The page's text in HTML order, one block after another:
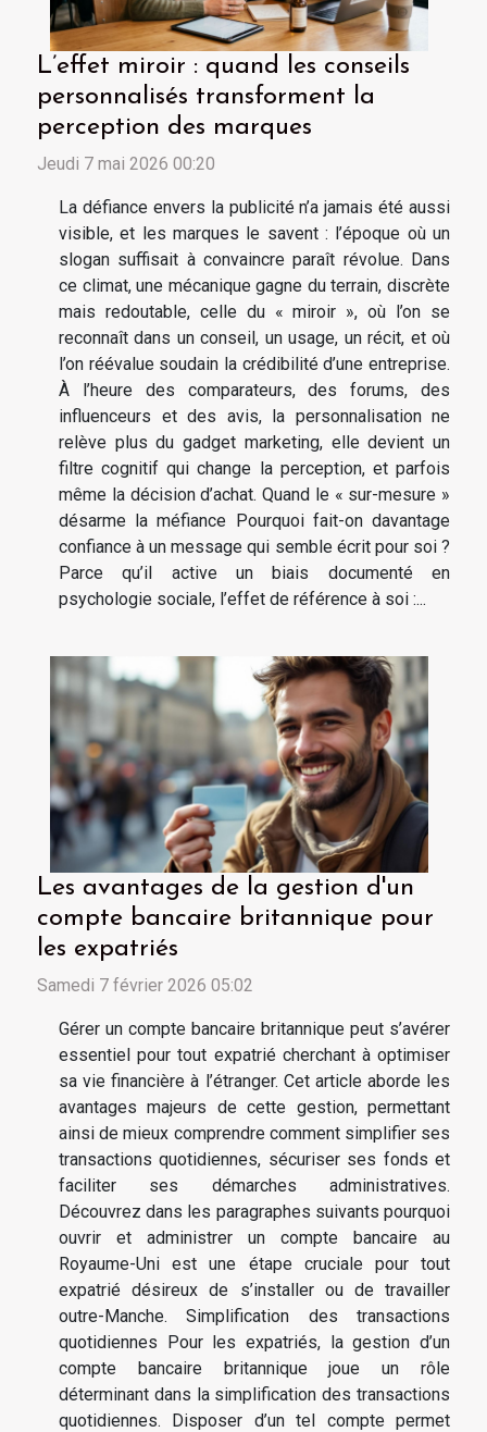
L’effet miroir : quand les conseils
personnalisés transforment la
perception des marques
Jeudi 7 mai 2026 00:20
La défiance envers la publicité n’a jamais été aussi
visible, et les marques le savent : l’époque où un
slogan suffisait à convaincre paraît révolue. Dans
ce climat, une mécanique gagne du terrain, discrète
mais redoutable, celle du « miroir », où l’on se
reconnaît dans un conseil, un usage, un récit, et où
l’on réévalue soudain la crédibilité d’une entreprise.
À l’heure des comparateurs, des forums, des
influenceurs et des avis, la personnalisation ne
relève plus du gadget marketing, elle devient un
filtre cognitif qui change la perception, et parfois
même la décision d’achat. Quand le « sur-mesure »
désarme la méfiance Pourquoi fait-on davantage
confiance à un message qui semble écrit pour soi ?
Parce qu’il active un biais documenté en
psychologie sociale, l’effet de référence à soi :...
Les avantages de la gestion d'un
compte bancaire britannique pour
les expatriés
Samedi 7 février 2026 05:02
Gérer un compte bancaire britannique peut s’avérer
essentiel pour tout expatrié cherchant à optimiser
sa vie financière à l’étranger. Cet article aborde les
avantages majeurs de cette gestion, permettant
ainsi de mieux comprendre comment simplifier ses
transactions quotidiennes, sécuriser ses fonds et
faciliter ses démarches administratives.
Découvrez dans les paragraphes suivants pourquoi
ouvrir et administrer un compte bancaire au
Royaume-Uni est une étape cruciale pour tout
expatrié désireux de s’installer ou de travailler
outre-Manche. Simplification des transactions
quotidiennes Pour les expatriés, la gestion d’un
compte bancaire britannique joue un rôle
déterminant dans la simplification des transactions
quotidiennes. Disposer d’un tel compte permet